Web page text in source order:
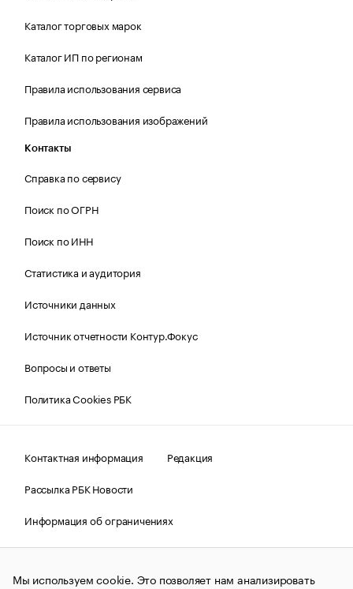
Каталог торговых марок
Каталог ИП по регионам
Правила использования сервиса
Правила использования изображений
Контакты
Справка по сервису
Поиск по ОГРН
Поиск по ИНН
Статистика и аудитория
Источники данных
Источник отчетности Контур.Фокус
Вопросы и ответы
Политика Cookies РБК
Контактная информация
Редакция
Рассылка РБК Новости
Информация об ограничениях
Правовая информация
О соблюдении авторских прав
© АО «РОСБИЗНЕСКОНСАЛТИНГ»,1995–2026.Сообщения
Мы используем cookie. Это позволяет нам анализировать